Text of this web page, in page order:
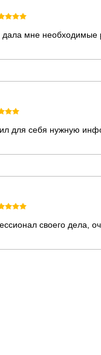
мне необходимые
для себя нужную
своего дела,